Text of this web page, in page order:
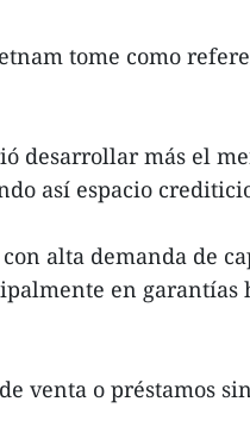
tome como
desarrollar más el
así espacio
alta demanda de
en garantías
venta o préstamos